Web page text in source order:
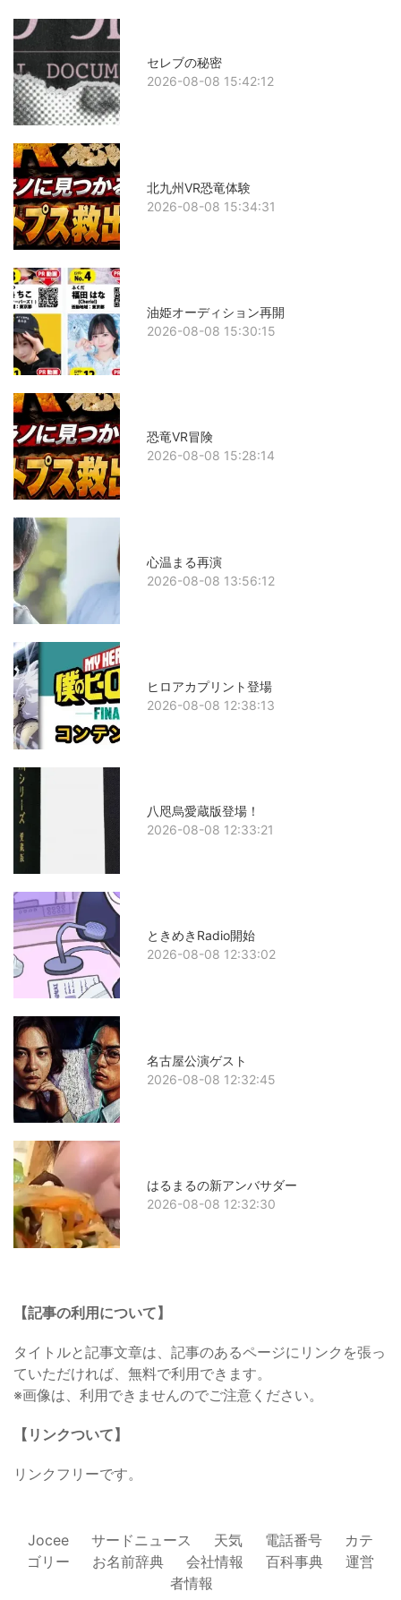
セレブの秘密
2026-08-08 15:42:12
北九州VR恐竜体験
2026-08-08 15:34:31
油姫オーディション再開
2026-08-08 15:30:15
恐竜VR冒険
2026-08-08 15:28:14
心温まる再演
2026-08-08 13:56:12
ヒロアカプリント登場
2026-08-08 12:38:13
八咫烏愛蔵版登場！
2026-08-08 12:33:21
ときめきRadio開始
2026-08-08 12:33:02
名古屋公演ゲスト
2026-08-08 12:32:45
はるまるの新アンバサダー
2026-08-08 12:32:30
【記事の利用について】
タイトルと記事文章は、記事のあるページにリンクを張っ
ていただければ、無料で利用できます。
※画像は、利用できませんのでご注意ください。
【リンクついて】
リンクフリーです。
Jocee サードニュース 天気 電話番号
カテ
ゴリー
お名前辞典 会社情報 百科事典
運営
者情報